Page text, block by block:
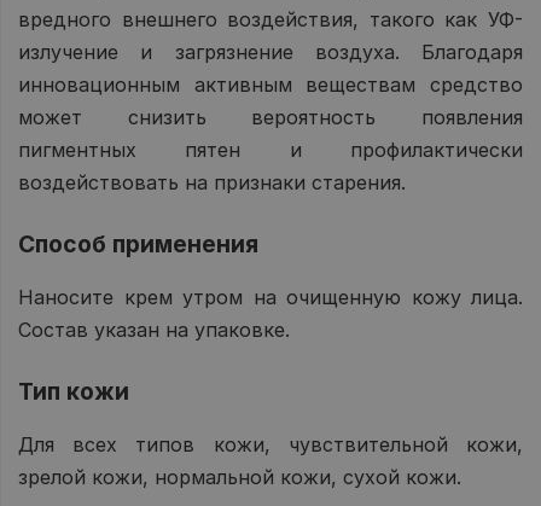
вредного внешнего воздействия, такого как УФ-
излучение и загрязнение воздуха. Благодаря
инновационным активным веществам средство
может снизить вероятность появления
пигментных пятен и профилактически
воздействовать на признаки старения.
Способ применения
Наносите крем утром на очищенную кожу лица.
Состав указан на упаковке.
Тип кожи
Для всех типов кожи, чувствительной кожи,
зрелой кожи, нормальной кожи, сухой кожи.